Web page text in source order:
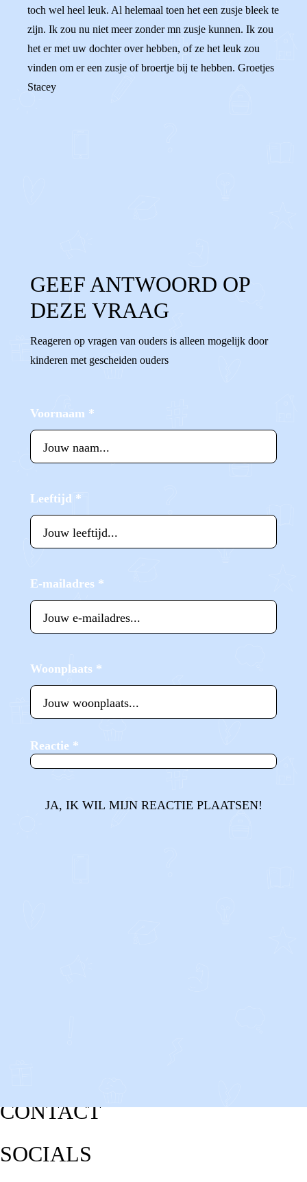
toch wel heel leuk. Al helemaal toen het een zusje bleek te
zijn. Ik zou nu niet meer zonder mn zusje kunnen. Ik zou
het er met uw dochter over hebben, of ze het leuk zou
vinden om er een zusje of broertje bij te hebben. Groetjes
Stacey
GEEF ANTWOORD OP
DEZE VRAAG
Reageren op vragen van ouders is alleen mogelijk door
kinderen met gescheiden ouders
Voornaam *
Leeftijd *
E-mailadres *
Woonplaats *
Reactie *
JA, IK WIL MIJN REACTIE PLAATSEN!
CONTACT
SOCIALS